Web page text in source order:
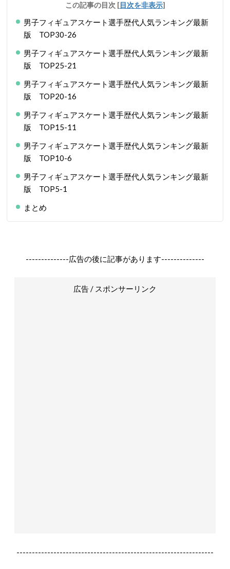
この記事の目次 [目次を非表示]
男子フィギュアスケート選手歴代人気ランキング最新
版 TOP30-26
男子フィギュアスケート選手歴代人気ランキング最新
版 TOP25-21
男子フィギュアスケート選手歴代人気ランキング最新
版 TOP20-16
男子フィギュアスケート選手歴代人気ランキング最新
版 TOP15-11
男子フィギュアスケート選手歴代人気ランキング最新
版 TOP10-6
男子フィギュアスケート選手歴代人気ランキング最新
版 TOP5-1
まとめ
--------------広告の後に記事があります--------------
広告 / スポンサーリンク
----------------------------------------------------------------